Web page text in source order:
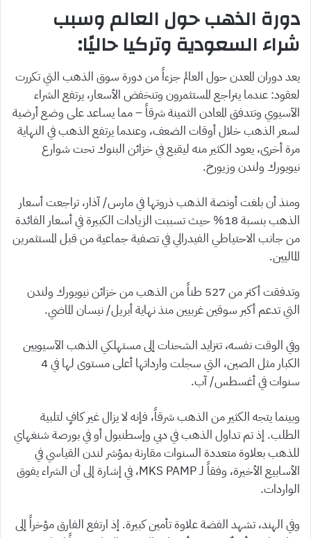
دورة الذهب حول العالم وسبب
شراء السعودية وتركيا حاليًا:
يعد دوران المعدن حول العالم جزءاً من دورة سوق الذهب التي تكررت
لعقود: عندما يتراجع المستثمرون وتنخفض الأسعار، يرتفع الشراء
الآسيوي وتتدفق المعادن الثمينة شرقاً – مما يساعد على وضع أرضية
لسعر الذهب خلال أوقات الضعف، وعندما يرتفع الذهب في النهاية
مرة أخرى، يعود الكثير منه ليقبع في خزائن البنوك تحت شوارع
نيويورك ولندن وزيورخ.
ومنذ أن بلغت أونصة الذهب ذروتها في مارس/ آذار، تراجعت أسعار
الذهب بنسبة 18% حيث تسببت الزيادات الكبيرة في أسعار الفائدة
من جانب الاحتياطي الفيدرالي في تصفية جماعية من قبل المستثمرين
الماليين.
وتدفقت أكثر من 527 طناً من الذهب من خزائن نيويورك ولندن
التي تدعم أكبر سوقين غربيين منذ نهاية أبريل/ نيسان الماضي.
وفي الوقت نفسه، تتزايد الشحنات إلى مستهلكي الذهب الآسيويين
الكبار مثل الصين، التي سجلت وارداتها أعلى مستوى لها في 4
سنوات في أغسطس/ آب.
وبينما يتجه الكثير من الذهب شرقاً، فإنه لا يزال غير كافٍ لتلبية
الطلب. إذ تم تداول الذهب في دبي وإسطنبول أو في بورصة شنغهاي
للذهب بعلاوة متعددة السنوات مقارنة بمؤشر لندن القياسي في
الأسابيع الأخيرة، وفقاً لـ MKS PAMP، في إشارة إلى أن الشراء يفوق
الواردات.
وفي الهند، تشهد الفضة علاوة تأمين كبيرة. إذ ارتفع الفارق مؤخراً إلى